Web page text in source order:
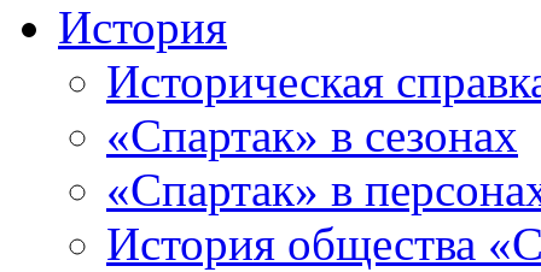
История
Историческая
«Спартак» в сезонах
«Спартак» в
История общества